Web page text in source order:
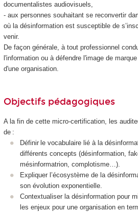
documentalistes audiovisuels,
- aux personnes souhaitant se reconvertir
où la désinformation est susceptible de
venir.
De façon générale, à tout professionnel
l'information ou à défendre l'image de
d'une organisation.
Objectifs pédagogiques
A la fin de cette micro-certification, les
de :
Définir le vocabulaire lié à la
différents concepts (désinformation,
mésinformatrion, complotisme…).
Expliquer l’écosystème de la
son évolution exponentielle.
Contextualiser la désinformation pour
les enjeux pour une organisation en